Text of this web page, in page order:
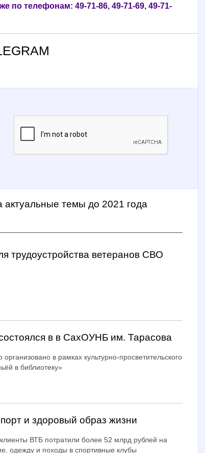
по телефонам: 49-71-86, 49-71-69, 49-71-
актуальные темы до 2021 года
трудоустройства ветеранов СВО
в в СахОУНБ им. Тарасова
в рамках культурно-просветительского
в библиотеку»
и здоровый образ жизни
ВТБ потратили более 52 млрд рублей на
одежду и походы в спортивные клубы